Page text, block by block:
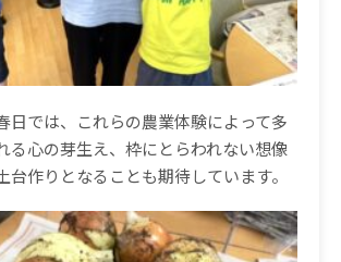
日では、これらの農業体験によって多
る心の芽生え、枠にとらわれない想像
台作りとなることも期待しています。